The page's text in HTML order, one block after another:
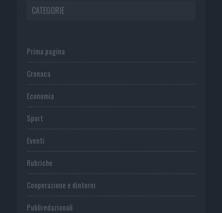
CATEGORIE
Prima pagina
Cronaca
Economia
Sport
Eventi
Rubriche
Cooperazione e dintorni
Publiredazionali